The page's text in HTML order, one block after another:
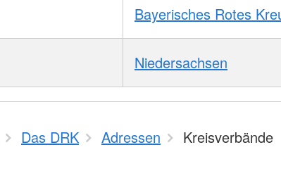
Bayerisches Rotes
Niedersachsen
Das DRK Adressen Kreisverbände